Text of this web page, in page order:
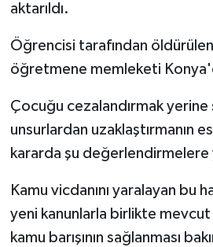
aktarıldı.
Öğrencisi tarafından
öğretmene memleketi
Çocuğu cezalandırmak yerine
unsurlardan uzaklaştırmanın
kararda şu
Kamu vicdanını yaralayan bu
yeni kanunlarla birlikte
kamu barışının sağlanması